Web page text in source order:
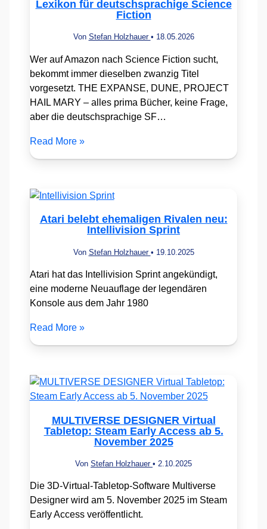
Lexikon für deutschsprachige Science
Fiction
Von Stefan Holzhauer • 18.05.2026
Wer auf Amazon nach Science Fiction sucht,
bekommt immer dieselben zwanzig Titel
vorgesetzt. THE EXPANSE, DUNE, PROJECT
HAIL MARY – alles prima Bücher, keine Frage,
aber die deutschsprachige SF…
Read More »
Atari belebt ehemaligen Rivalen neu:
Intellivision Sprint
Von Stefan Holzhauer • 19.10.2025
Atari hat das Intellivision Sprint angekündigt,
eine moderne Neuauflage der legendären
Konsole aus dem Jahr 1980
Read More »
MULTIVERSE DESIGNER Virtual
Tabletop: Steam Early Access ab 5.
November 2025
Von Stefan Holzhauer • 2.10.2025
Die 3D-Virtual-Tabletop-Software Multiverse
Designer wird am 5. November 2025 im Steam
Early Access veröffentlicht.